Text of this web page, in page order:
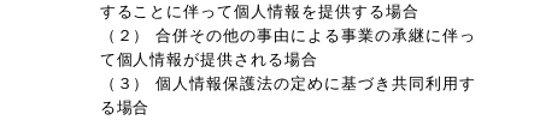
することに伴って個人情報を提供する場合
（２） 合併その他の事由による事業の承継に伴っ
て個人情報が提供される場合
（３） 個人情報保護法の定めに基づき共同利用す
る場合